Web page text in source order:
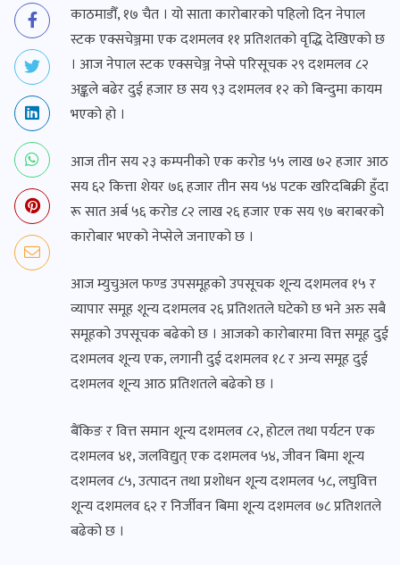
काठमाडौँ, १७ चैत । यो साता कारोबारको पहिलो दिन नेपाल
स्टक एक्सचेञ्जमा एक दशमलव ११ प्रतिशतको वृद्धि देखिएको छ
। आज नेपाल स्टक एक्सचेञ्ज नेप्से परिसूचक २९ दशमलव ८२
अङ्कले बढेर दुई हजार छ सय ९३ दशमलव १२ को बिन्दुमा कायम
भएको हो ।
आज तीन सय २३ कम्पनीको एक करोड ५५ लाख ७२ हजार आठ
सय ६२ कित्ता शेयर ७६ हजार तीन सय ५४ पटक खरिदबिक्री हुँदा
रू सात अर्ब ५६ करोड ८२ लाख २६ हजार एक सय ९७ बराबरको
कारोबार भएको नेप्सेले जनाएको छ ।
आज म्युचुअल फण्ड उपसमूहको उपसूचक शून्य दशमलव १५ र
व्यापार समूह शून्य दशमलव २६ प्रतिशतले घटेको छ भने अरु सबै
समूहको उपसूचक बढेको छ । आजको कारोबारमा वित्त समूह दुई
दशमलव शून्य एक, लगानी दुई दशमलव १८ र अन्य समूह दुई
दशमलव शून्य आठ प्रतिशतले बढेको छ ।
बैंकिङ र वित्त समान शून्य दशमलव ८२, होटल तथा पर्यटन एक
दशमलव ४१, जलविद्युत् एक दशमलव ५४, जीवन बिमा शून्य
दशमलव ८५, उत्पादन तथा प्रशोधन शून्य दशमलव ५८, लघुवित्त
शून्य दशमलव ६२ र निर्जीवन बिमा शून्य दशमलव ७८ प्रतिशतले
बढेको छ ।